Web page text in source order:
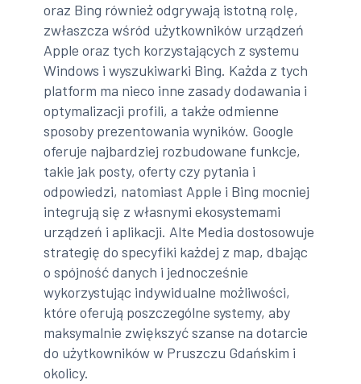
oraz Bing również odgrywają istotną rolę,
zwłaszcza wśród użytkowników urządzeń
Apple oraz tych korzystających z systemu
Windows i wyszukiwarki Bing. Każda z tych
platform ma nieco inne zasady dodawania i
optymalizacji profili, a także odmienne
sposoby prezentowania wyników. Google
oferuje najbardziej rozbudowane funkcje,
takie jak posty, oferty czy pytania i
odpowiedzi, natomiast Apple i Bing mocniej
integrują się z własnymi ekosystemami
urządzeń i aplikacji. Alte Media dostosowuje
strategię do specyfiki każdej z map, dbając
o spójność danych i jednocześnie
wykorzystując indywidualne możliwości,
które oferują poszczególne systemy, aby
maksymalnie zwiększyć szanse na dotarcie
do użytkowników w Pruszczu Gdańskim i
okolicy.